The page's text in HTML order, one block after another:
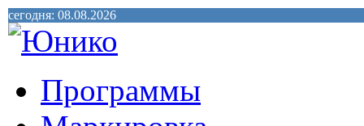
сегодня: 08.08.2026
Программы